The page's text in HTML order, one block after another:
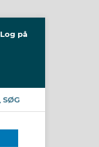
SØG
Log på